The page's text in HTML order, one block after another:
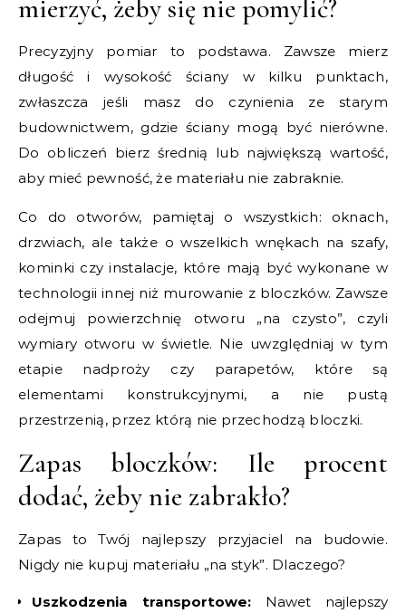
mierzyć, żeby się nie pomylić?
Precyzyjny pomiar to podstawa. Zawsze mierz
długość i wysokość ściany w kilku punktach,
zwłaszcza jeśli masz do czynienia ze starym
budownictwem, gdzie ściany mogą być nierówne.
Do obliczeń bierz średnią lub największą wartość,
aby mieć pewność, że materiału nie zabraknie.
Co do otworów, pamiętaj o wszystkich: oknach,
drzwiach, ale także o wszelkich wnękach na szafy,
kominki czy instalacje, które mają być wykonane w
technologii innej niż murowanie z bloczków. Zawsze
odejmuj powierzchnię otworu „na czysto”, czyli
wymiary otworu w świetle. Nie uwzględniaj w tym
etapie nadproży czy parapetów, które są
elementami konstrukcyjnymi, a nie pustą
przestrzenią, przez którą nie przechodzą bloczki.
Zapas bloczków: Ile procent
dodać, żeby nie zabrakło?
Zapas to Twój najlepszy przyjaciel na budowie.
Nigdy nie kupuj materiału „na styk”. Dlaczego?
Uszkodzenia transportowe: Nawet najlepszy